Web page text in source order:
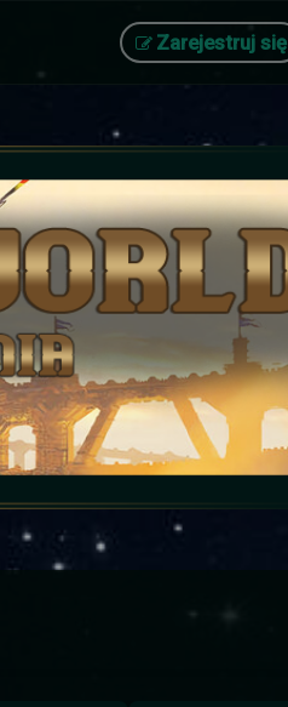
Zarejestruj się